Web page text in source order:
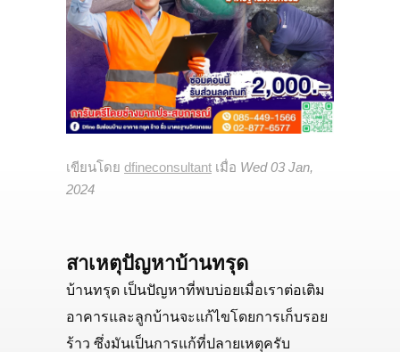
บริการเทถนนคอนกรีต
บริการซ่อมส่วนต่อเติมบ้าน อาคาร ทรุด ร้าว
เอียง
เขียนโดย dfineconsultant เมื่อ Wed 03 Jan,
2024
สาเหตุปัญหาบ้านทรุด
บ้านทรุด เป็นปัญหาที่พบบ่อยเมื่อเราต่อเติม
อาคารและลูกบ้านจะแก้ไขโดยการเก็บรอย
ร้าว ซึ่งมันเป็นการแก้ที่ปลายเหตุครับ